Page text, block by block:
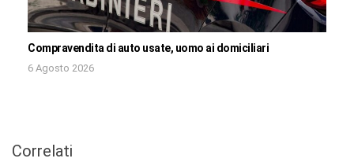
Compravendita di auto usate, uomo ai domiciliari
6 Agosto 2026
Correlati